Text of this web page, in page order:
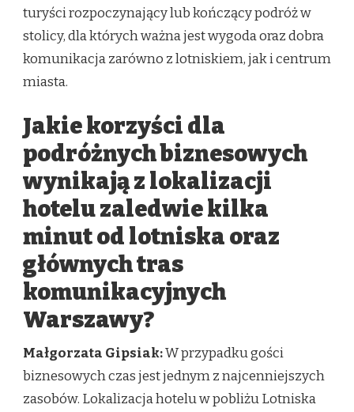
turyści rozpoczynający lub kończący podróż w
stolicy, dla których ważna jest wygoda oraz dobra
komunikacja zarówno z lotniskiem, jak i centrum
miasta.
Jakie korzyści dla
podróżnych biznesowych
wynikają z lokalizacji
hotelu zaledwie kilka
minut od lotniska oraz
głównych tras
komunikacyjnych
Warszawy?
Małgorzata Gipsiak:W przypadku gości
biznesowych czas jest jednym z najcenniejszych
zasobów. Lokalizacja hotelu w pobliżu Lotniska